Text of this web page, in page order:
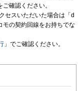
ご確認ください。
セスいただいた場合は「d
モの契約回線をお持ちでな
」でご確認ください。